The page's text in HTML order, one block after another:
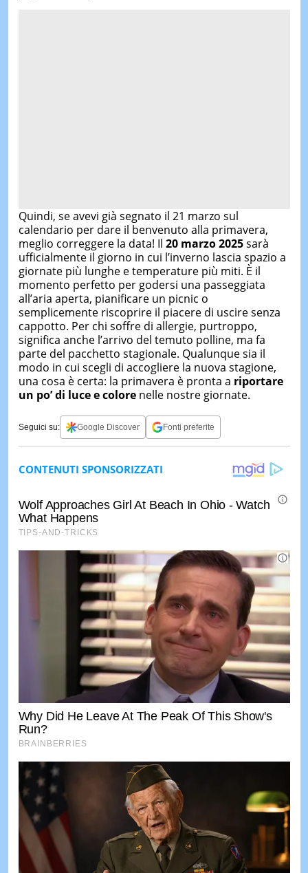
Quindi, se avevi già segnato il 21 marzo sul
calendario per dare il benvenuto alla primavera,
meglio correggere la data! Il 20 marzo 2025sarà
ufficialmente il giorno in cui l’inverno lascia spazio a
giornate più lunghe e temperature più miti. È il
momento perfetto per godersi una passeggiata
all’aria aperta, pianificare un picnic o
semplicemente riscoprire il piacere di uscire senza
cappotto. Per chi soffre di allergie, purtroppo,
significa anche l’arrivo del temuto polline, ma fa
parte del pacchetto stagionale. Qualunque sia il
modo in cui scegli di accogliere la nuova stagione,
una cosa è certa: la primavera è pronta a riportare
un po’ di luce e colorenelle nostre giornate.
Seguici su: Google Discover Fonti preferite